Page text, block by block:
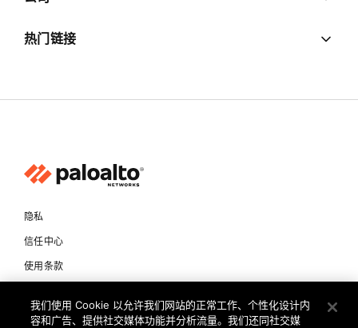
热门链接
隐私
信任中心
使用条款
我们使用 Cookie 以允许我们网站的正常工作、个性化设计内
容和广告、提供社交媒体功能并分析流量。我们还同社交媒